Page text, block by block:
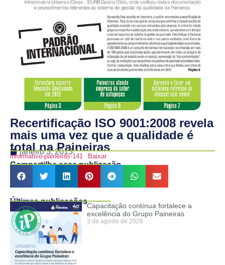
Recertificação ISO 9001:2008 revela
mais uma vez que a qualidade é
total na Paineiras
janeiro 3, 2013
informativo-paineiras-141 Baixar
Compartilhe essa publicação
Últimas publicaçõesCapacitação contínua fortalece a
excelência do Grupo Paineiras
3 de agosto de 2026